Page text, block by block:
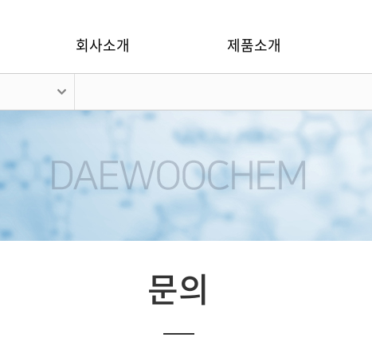
회사소개 제품소개
문의